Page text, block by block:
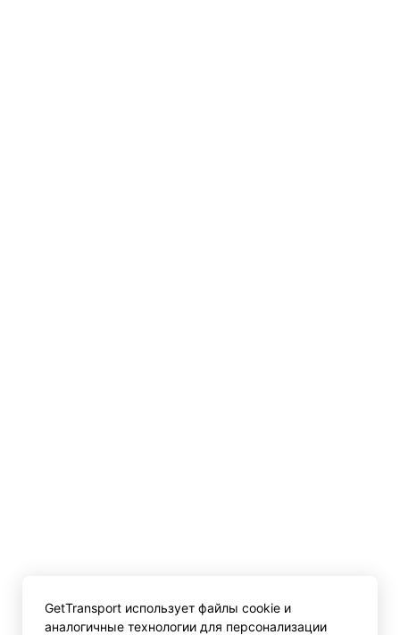
GetTransport использует файлы cookie и
аналогичные технологии для персонализации